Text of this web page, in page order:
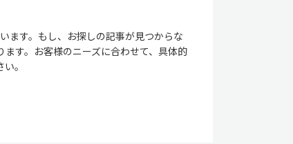
ます。もし、お探しの記事が見つからな
す。お客様のニーズに合わせて、具体的
。